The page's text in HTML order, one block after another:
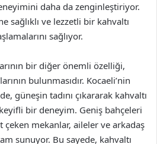
daha da zenginleştiriyor.
sağlıklı ve lezzetli bir kahvaltı
sağlıyor.
bir diğer önemli özelliği,
bulunmasıdır. Kocaeli’nin
güneşin tadını çıkararak kahvaltı
bir deneyim. Geniş bahçeleri
çeken mekanlar, aileler ve arkadaş
sunuyor. Bu sayede, kahvaltı